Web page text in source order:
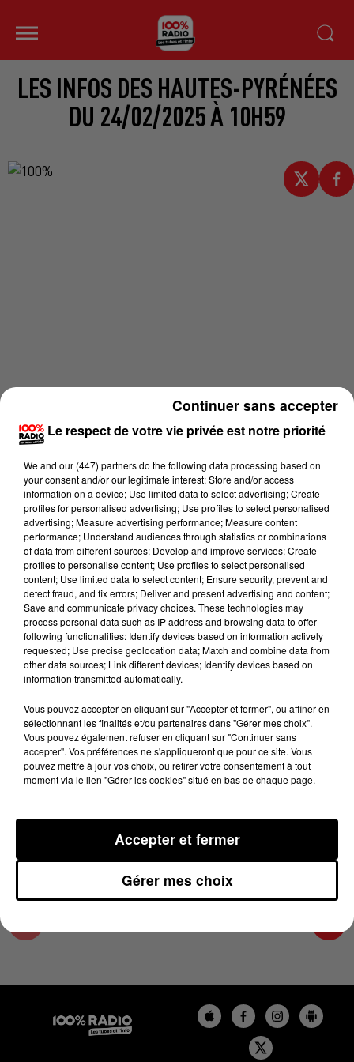
LES INFOS DES HAUTES-PYRÉNÉES
DU 24/02/2025 À 10H59
Lecture (2 min 14 sec)
100%
100% Radio les infos des Hautes-Pyrénées
24 février 2025 - 2 min 14 sec
LES INFOS DES HAUTES-PYRÉNÉES DU
24/02/2025 À 10H59
Podcasts infos des Hautes-Pyrénées
Le respect de votre vie privée est notre priorité
We and our (447) partnersdo the following data processing based on
your consent and/or our legitimate interest: Store and/or access
information on a device; Use limited data to select advertising; Create
profiles for personalised advertising; Use profiles to select personalised
advertising; Measure advertising performance; Measure content
performance; Understand audiences through statistics or combinations
of data from different sources; Develop and improve services; Create
profiles to personalise content; Use profiles to select personalised
content; Use limited data to select content; Ensure security, prevent and
detect fraud, and fix errors; Deliver and present advertising and content;
Save and communicate privacy choices. These technologies may
process personal data such as IP address and browsing data to offer
following functionalities: Identify devices based on information actively
requested; Use precise geolocation data; Match and combine data from
other data sources; Link different devices; Identify devices based on
information transmitted automatically.
Vous pouvez accepter en cliquant sur "Accepter et fermer", ou affiner en
sélectionnant les finalités et/ou partenaires dans "Gérer mes choix".
Vous pouvez également refuser en cliquant sur "Continuer sans
accepter". Vos préférences ne s'appliqueront que pour ce site. Vous
pouvez mettre à jour vos choix, ou retirer votre consentement à tout
moment via le lien "Gérer les cookies" situé en bas de chaque page.
Gérer mes choix
Accepter et fermer
Continuer sans accepter